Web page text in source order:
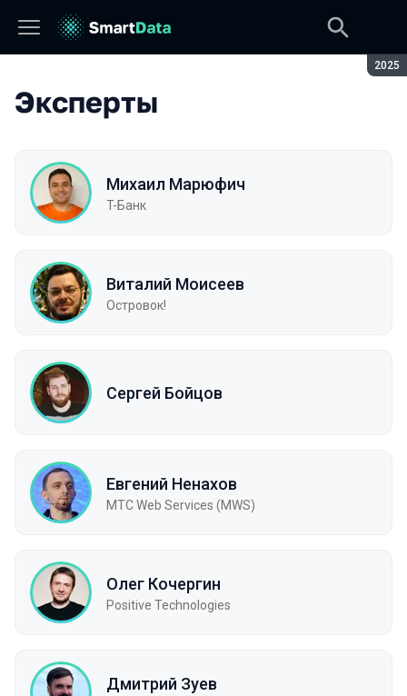
2025
Эксперты
Михаил Марюфич
T-Банк
Виталий Моисеев
Островок!
Сергей Бойцов
Евгений Ненахов
МТC Web Services (MWS)
Олег Кочергин
Positive Technologies
Дмитрий Зуев